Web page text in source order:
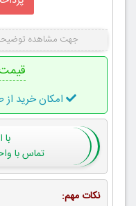
جهت مشاهده
امکان خرید
تماس با واحد
نکات مهم: